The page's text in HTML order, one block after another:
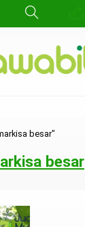
besar"
besar